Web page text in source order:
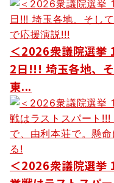
ゲ
ー
シ
ョ
ン
＜2026衆議院選挙
2日!!! 埼玉各地、そ
東...
＜2026衆議院選挙